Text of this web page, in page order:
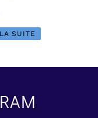
SUITE